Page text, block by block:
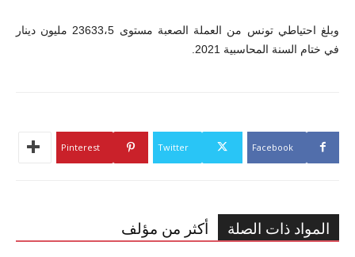
وبلغ احتياطي تونس من العملة الصعبة مستوى 23633،5 مليون دينار
في ختام السنة المحاسبية 2021.
Facebook
Twitter
Pinterest
المواد ذات الصلة أكثر من مؤلف